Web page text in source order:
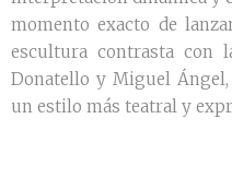
momento exacto de
escultura contrasta con
Donatello y Miguel
un estilo más teatral y